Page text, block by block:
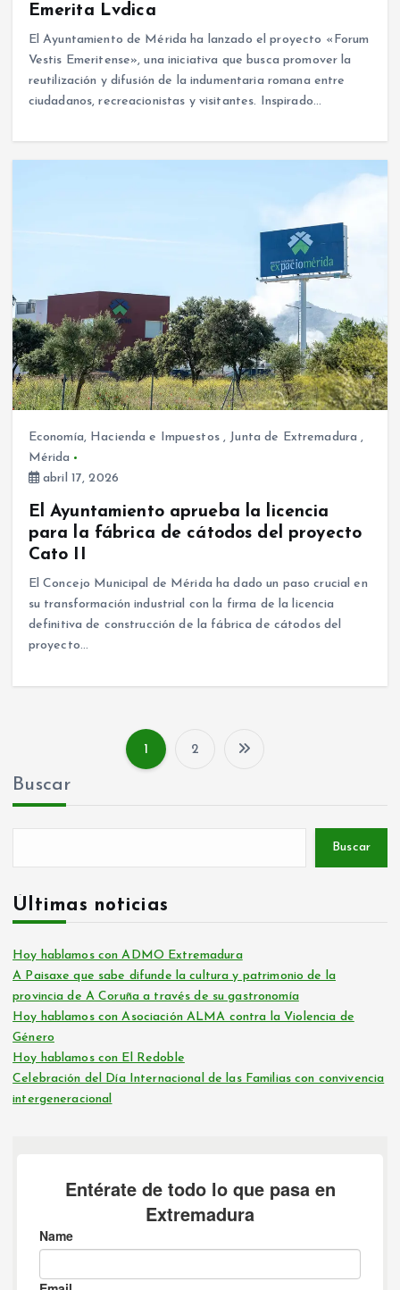
Emerita Lvdica
El Ayuntamiento de Mérida ha lanzado el proyecto «Forum
Vestis Emeritense», una iniciativa que busca promover la
reutilización y difusión de la indumentaria romana entre
ciudadanos, recreacionistas y visitantes. Inspirado…
Economía, Hacienda e Impuestos, Junta de Extremadura ,
Mérida
abril 17, 2026
El Ayuntamiento aprueba la licencia
para la fábrica de cátodos del proyecto
Cato II
El Concejo Municipal de Mérida ha dado un paso crucial en
su transformación industrial con la firma de la licencia
definitiva de construcción de la fábrica de cátodos del
proyecto…
n
a
c
i
d
e
1 2
Buscar
Buscar
Últimas noticias
Hoy hablamos con ADMO Extremadura
A Paisaxe que sabe difunde la cultura y patrimonio de la
provincia de A Coruña a través de su gastronomía
Hoy hablamos con Asociación ALMA contra la Violencia de
Género
Hoy hablamos con El Redoble
Celebración del Día Internacional de las Familias con convivencia
intergeneracional